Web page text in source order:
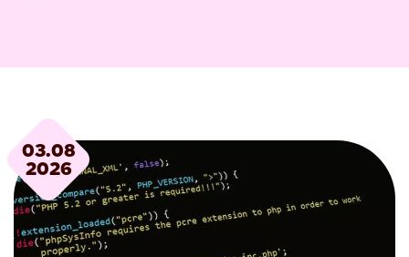
03.08
2026